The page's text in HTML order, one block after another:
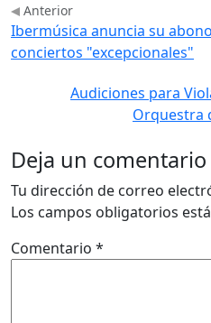
Anterior
Ibermúsica anuncia su
conciertos "excepcionales"
Audiciones para
Orquestra
Deja un comentario
Tu dirección de correo
Los campos obligatorios
Comentario *